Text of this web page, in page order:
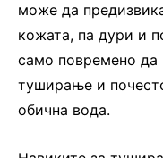
може да
кожата, па дури и
само повремено да
туширање и
обична вода.